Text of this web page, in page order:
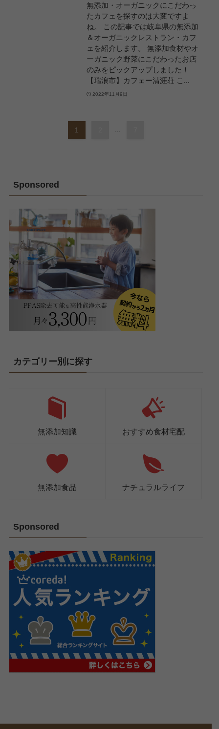
無添加・オーガニックにこだわっ
たカフェを探すのは大変ですよ
ね。 この記事では岐阜県の無添加
＆オーガニックレストラン・カフ
ェを紹介します。 無添加食材やオ
ーガニック野菜にこだわったお店
のみをピックアップしました！
【瑞浪市】カフェー清涯荘 こ...
2022年11月9日
1 ...
Sponsored
カテゴリー別に探す
無添加知識 おすすめ食材宅配
無添加食品 ナチュラルライフ
Sponsored